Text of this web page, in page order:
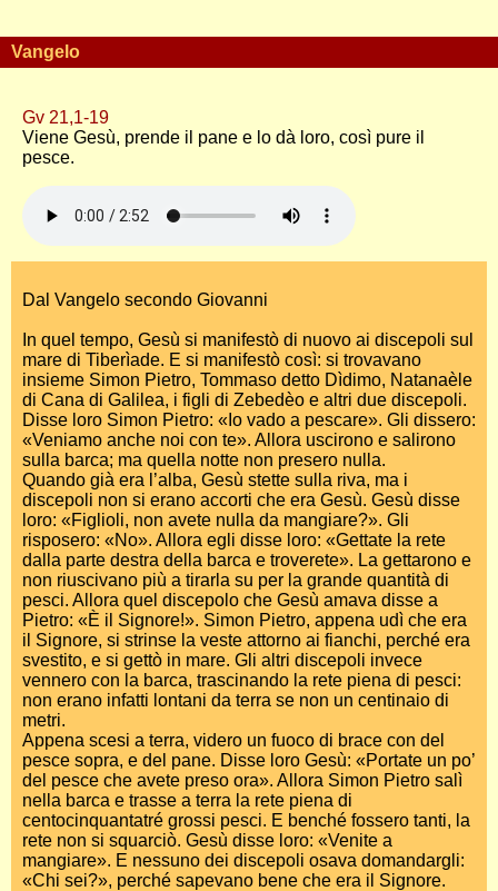
Vangelo
Gv 21,1-19
Viene Gesù, prende il pane e lo dà loro, così pure il
pesce.
Dal Vangelo secondo Giovanni
In quel tempo, Gesù si manifestò di nuovo ai discepoli sul
mare di Tiberìade. E si manifestò così: si trovavano
insieme Simon Pietro, Tommaso detto Dìdimo, Natanaèle
di Cana di Galilea, i figli di Zebedèo e altri due discepoli.
Disse loro Simon Pietro: «Io vado a pescare». Gli dissero:
«Veniamo anche noi con te». Allora uscirono e salirono
sulla barca; ma quella notte non presero nulla.
Quando già era l’alba, Gesù stette sulla riva, ma i
discepoli non si erano accorti che era Gesù. Gesù disse
loro: «Figlioli, non avete nulla da mangiare?». Gli
risposero: «No». Allora egli disse loro: «Gettate la rete
dalla parte destra della barca e troverete». La gettarono e
non riuscivano più a tirarla su per la grande quantità di
pesci. Allora quel discepolo che Gesù amava disse a
Pietro: «È il Signore!». Simon Pietro, appena udì che era
il Signore, si strinse la veste attorno ai fianchi, perché era
svestito, e si gettò in mare. Gli altri discepoli invece
vennero con la barca, trascinando la rete piena di pesci:
non erano infatti lontani da terra se non un centinaio di
metri.
Appena scesi a terra, videro un fuoco di brace con del
pesce sopra, e del pane. Disse loro Gesù: «Portate un po’
del pesce che avete preso ora». Allora Simon Pietro salì
nella barca e trasse a terra la rete piena di
centocinquantatré grossi pesci. E benché fossero tanti, la
rete non si squarciò. Gesù disse loro: «Venite a
mangiare». E nessuno dei discepoli osava domandargli:
«Chi sei?», perché sapevano bene che era il Signore.